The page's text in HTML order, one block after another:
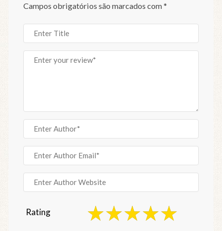
Campos obrigatórios são marcados com*
Rating